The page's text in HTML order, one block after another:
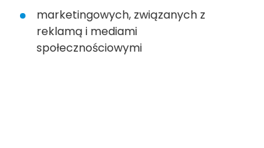
marketingowych, związanych z
reklamą i mediami
społecznościowymi